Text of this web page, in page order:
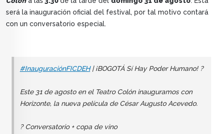
será la inauguración oficial del festival, por tal motivo contará
con un conversatorio especial.
#InauguraciónFICDEH| ¡BOGOTÁ Sí Hay Poder Humano! ?
Este 31 de agosto en el Teatro Colón inauguramos con
Horizonte, la nueva película de César Augusto Acevedo.
? Conversatorio + copa de vino